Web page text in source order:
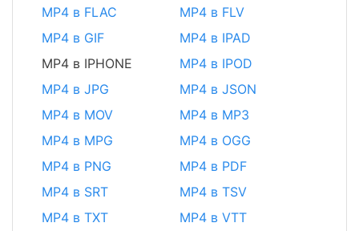
MP4 в FLAC
MP4 в FLV
MP4 в GIF
MP4 в IPAD
MP4 в IPHONE
MP4 в IPOD
MP4 в JPG
MP4 в JSON
MP4 в MOV
MP4 в MP3
MP4 в MPG
MP4 в OGG
MP4 в PNG
MP4 в PDF
MP4 в SRT
MP4 в TSV
MP4 в TXT
MP4 в VTT